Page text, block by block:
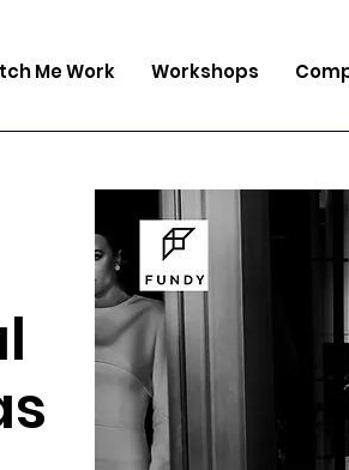
Me Work Workshops